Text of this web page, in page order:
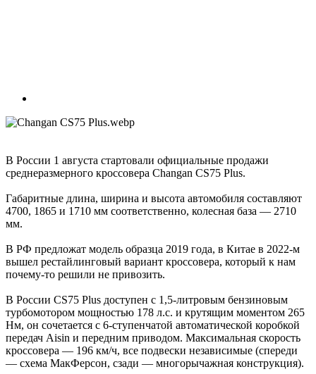
В России 1 августа стартовали официальные продажи
среднеразмерного кроссовера Changan CS75 Plus.
Габаритные длина, ширина и высота автомобиля составляют
4700, 1865 и 1710 мм соответственно, колесная база — 2710
мм.
В РФ предложат модель образца 2019 года, в Китае в 2022-м
вышел рестайлинговый вариант кроссовера, который к нам
почему-то решили не привозить.
В России CS75 Plus доступен с 1,5-литровым бензиновым
турбомотором мощностью 178 л.с. и крутящим моментом 265
Нм, он сочетается с 6-ступенчатой автоматической коробкой
передач Aisin и передним приводом. Максимальная скорость
кроссовера — 196 км/ч, все подвески независимые (спереди
— схема МакФерсон, сзади — многорычажная конструкция).